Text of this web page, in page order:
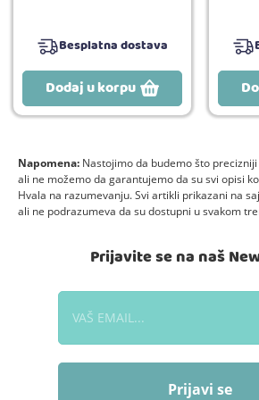
Besplatna dostava
Dodaj u korpu
Napomena: Nastojimo da budemo što
ali ne možemo da garantujemo da su svi opisi
Hvala na razumevanju. Svi artikli prikazani na
ali ne podrazumeva da su dostupni u svakom
Prijavite se na naš
Prijavi se